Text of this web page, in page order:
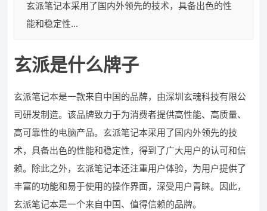
玄派笔记本采用了国内外领先的技术，具备出色的性
能和稳定性...
玄派是什么牌子
玄派笔记本是一款来自中国的品牌，由深圳玄魂科技有限公
司研发制造。该品牌致力于为消费者提供高性能、高质量、
高可靠性的电脑产品。玄派笔记本采用了国内外领先的技
术，具备出色的性能和稳定性，得到了广大用户的认可和信
赖。除此之外，玄派笔记本还注重用户体验，为用户提供了
丰富的功能和易于使用的操作界面，深受用户青睐。因此，
玄派笔记本是一个来自中国、值得信赖的品牌。